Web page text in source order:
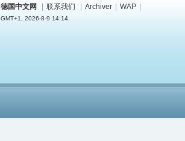
德国中文网
联系我们 Archiver WAP
GMT+1, 2026-8-9 14:14.